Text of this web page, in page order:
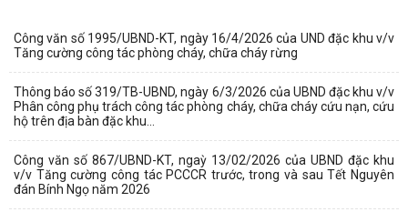
Công văn số 1995/UBND-KT, ngày 16/4/2026 của UND đặc khu v/v
Tăng cường công tác phòng cháy, chữa cháy rừng
Thông báo số 319/TB-UBND, ngày 6/3/2026 của UBND đặc khu v/v
Phân công phụ trách công tác phòng cháy, chữa cháy cứu nạn, cứu
hộ trên địa bàn đặc khu...
Công văn số 867/UBND-KT, ngaỳ 13/02/2026 của UBND đặc khu
v/v Tăng cường công tác PCCCR trước, trong và sau Tết Nguyên
đán Bính Ngọ năm 2026